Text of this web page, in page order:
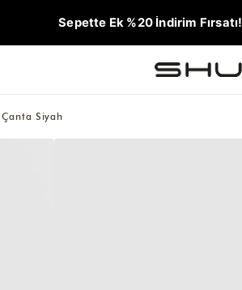
Sepette Ek %20 İndirim Fırsatı!
Siyah